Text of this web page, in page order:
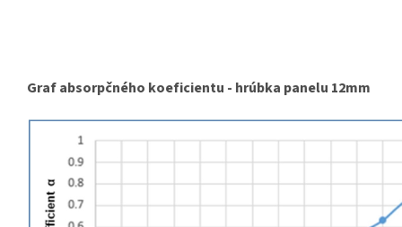
Graf absorpčného koeficientu - hrúbka panelu 12mm